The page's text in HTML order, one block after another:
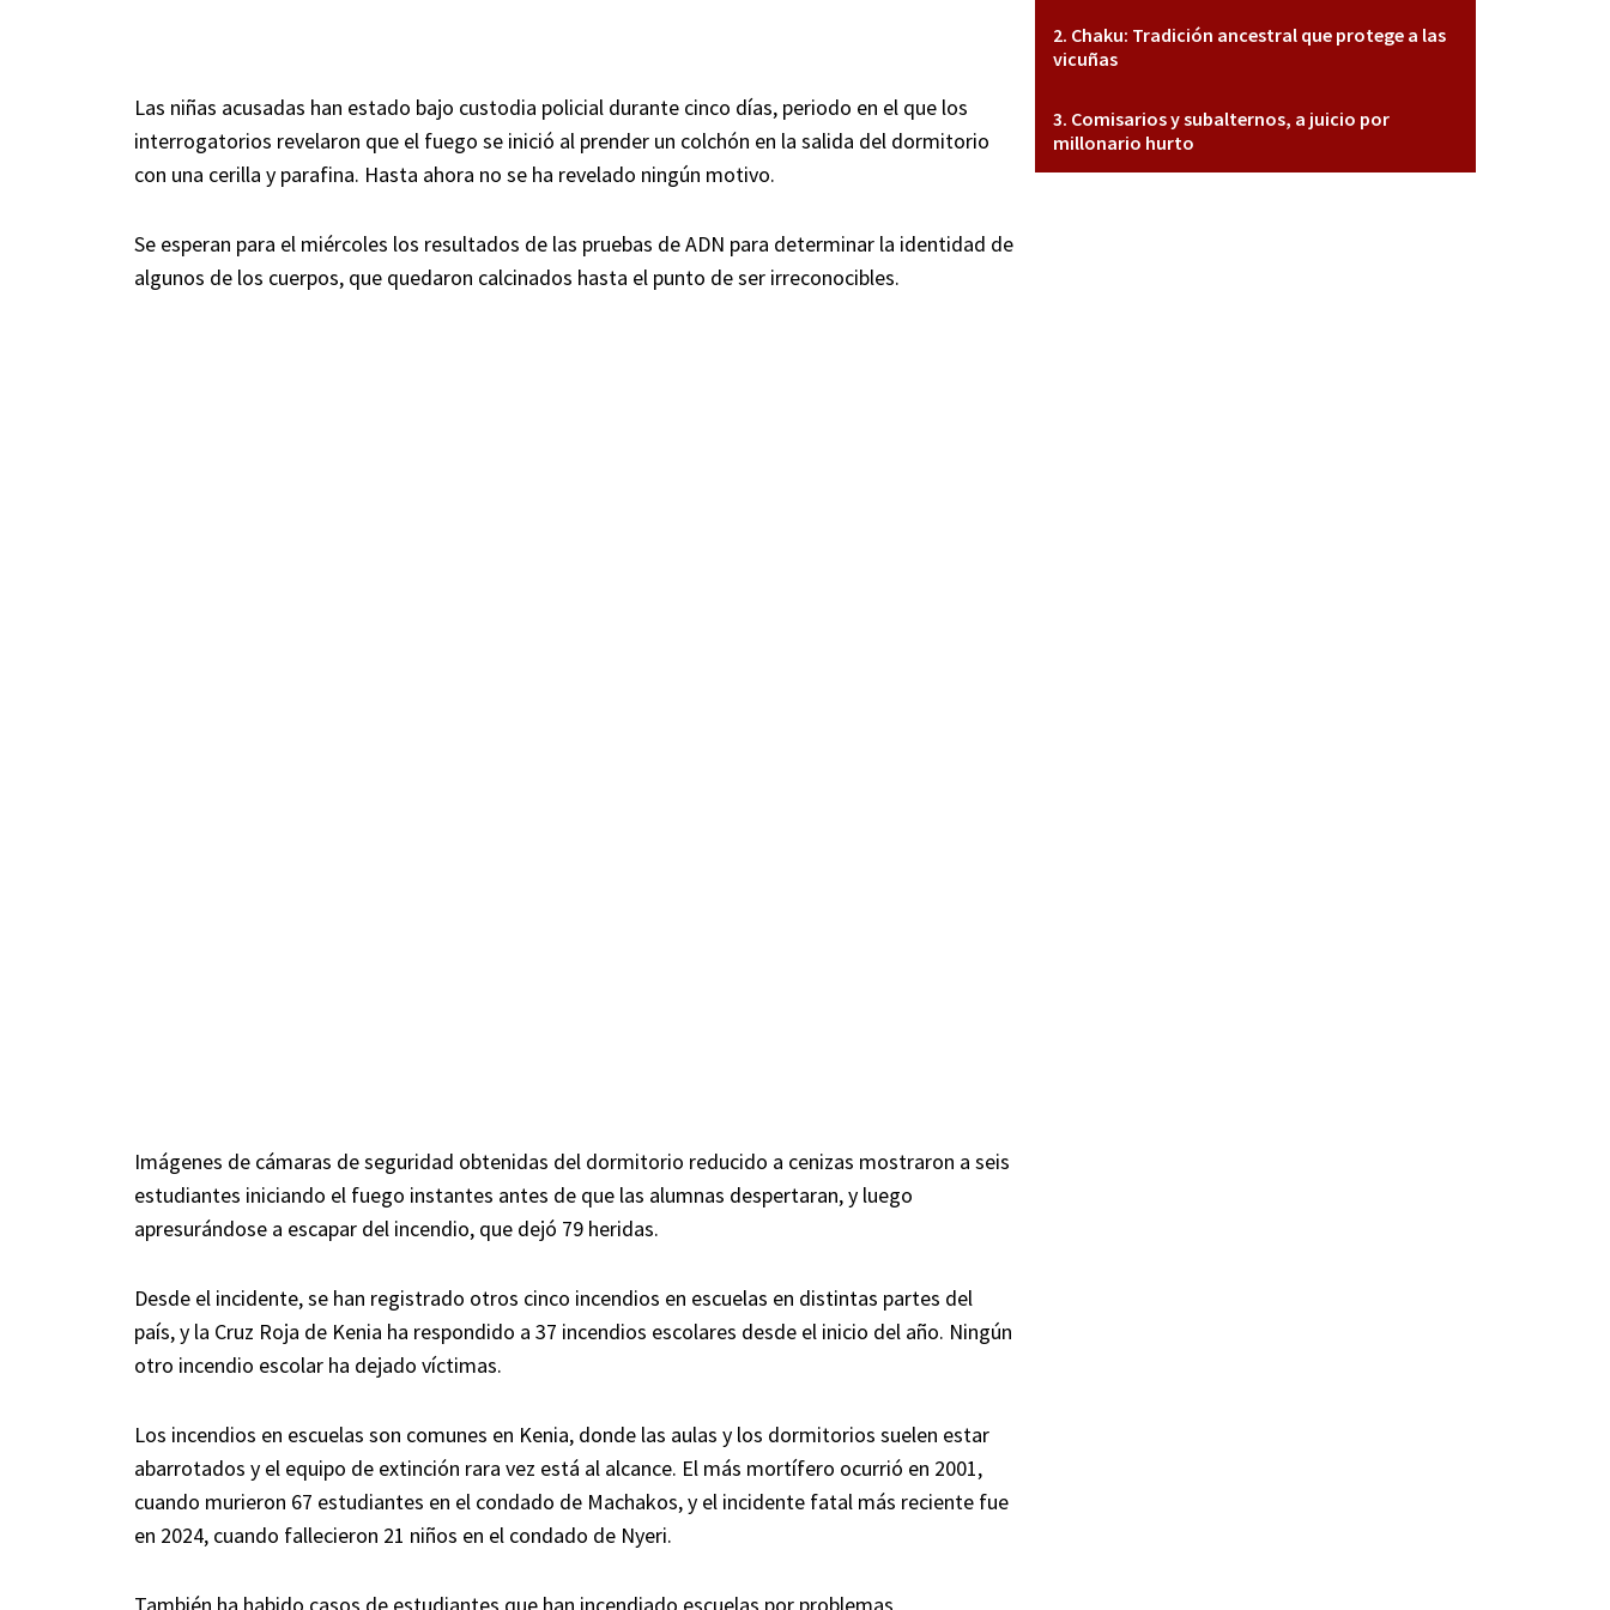
Las niñas acusadas han estado bajo custodia policial durante cinco días, periodo en el que los
interrogatorios revelaron que el fuego se inició al prender un colchón en la salida del dormitorio
con una cerilla y parafina. Hasta ahora no se ha revelado ningún motivo.
Se esperan para el miércoles los resultados de las pruebas de ADN para determinar la identidad de
algunos de los cuerpos, que quedaron calcinados hasta el punto de ser irreconocibles.
Imágenes de cámaras de seguridad obtenidas del dormitorio reducido a cenizas mostraron a seis
estudiantes iniciando el fuego instantes antes de que las alumnas despertaran, y luego
apresurándose a escapar del incendio, que dejó 79 heridas.
Desde el incidente, se han registrado otros cinco incendios en escuelas en distintas partes del
país, y la Cruz Roja de Kenia ha respondido a 37 incendios escolares desde el inicio del año. Ningún
otro incendio escolar ha dejado víctimas.
Los incendios en escuelas son comunes en Kenia, donde las aulas y los dormitorios suelen estar
abarrotados y el equipo de extinción rara vez está al alcance. El más mortífero ocurrió en 2001,
cuando murieron 67 estudiantes en el condado de Machakos, y el incidente fatal más reciente fue
en 2024, cuando fallecieron 21 niños en el condado de Nyeri.
Chaku: Tradición ancestral que protege a las
vicuñas
Comisarios y subalternos, a juicio por
millonario hurto